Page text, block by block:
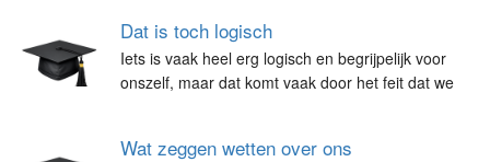
Dat is toch logisch
Iets is vaak heel erg logisch en begrijpelijk voor
onszelf, maar dat komt vaak door het feit dat we
Wat zeggen wetten over ons